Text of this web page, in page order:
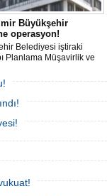
Büyükşehir
operasyon!
Belediyesi iştiraki
Planlama Müşavirlik ve
düzenlendi. 4
Jandarma ekipleri
alındı.